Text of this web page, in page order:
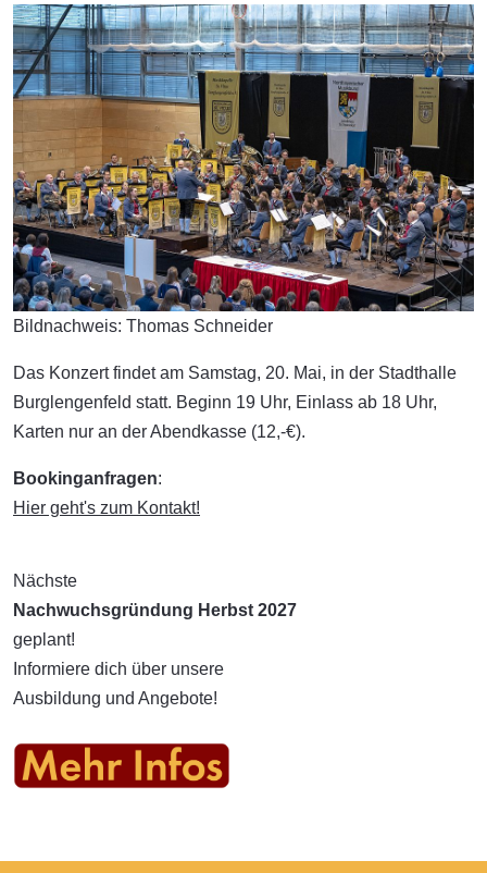
Bildnachweis: Thomas Schneider
Das Konzert findet am Samstag, 20. Mai, in der Stadthalle
Burglengenfeld statt. Beginn 19 Uhr, Einlass ab 18 Uhr,
Karten nur an der Abendkasse (12,-€).
Bookinganfragen:
Hier geht's zum Kontakt!
Nächste
Nachwuchsgründung Herbst 2027
geplant!
Informiere dich über unsere
Ausbildung und Angebote!